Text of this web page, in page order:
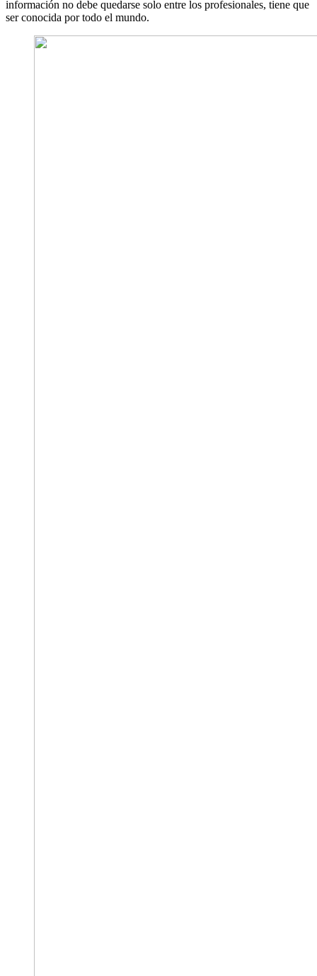
información no debe quedarse solo entre los profesionales, tiene que
ser conocida por todo el mundo.